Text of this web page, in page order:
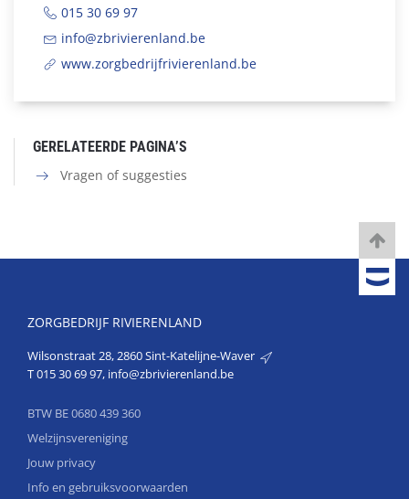
015 30 69 97
info@zbrivierenland.be
www.zorgbedrijfrivierenland.be
GERELATEERDE PAGINA’S
Vragen of suggesties
ZORGBEDRIJF RIVIERENLAND
Wilsonstraat 28, 2860 Sint-Katelijne-Waver
T015 30 69 97, info@zbrivierenland.be
BTW BE 0680 439 360
Welzijnsvereniging
Jouw privacy
Info en gebruiksvoorwaarden